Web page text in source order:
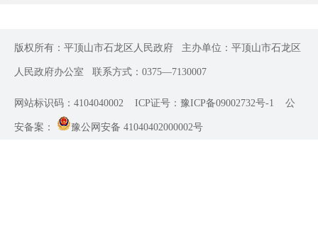
版权所有：平顶山市石龙区人民政府 主办单位：平顶山市石龙区
人民政府办公室 联系方式：0375—7130007
网站标识码：4104040002 ICP证号：豫ICP备09002732号-1 公
安备案： 豫公网安备 41040402000002号